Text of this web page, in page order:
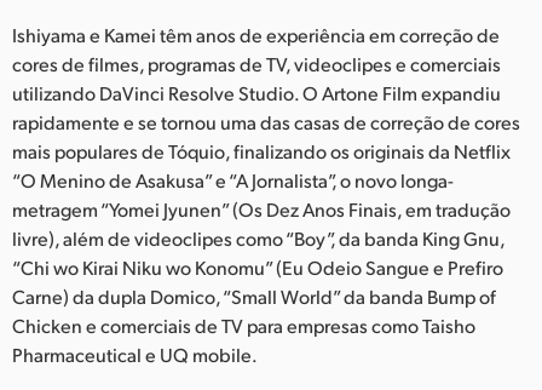
Netherlands
New Zealand
Norway
Poland
Portugal
Singapore
South Africa
Ishiyama e Kamei têm anos de experiência em correção de
cores de filmes, programas de TV, videoclipes e comerciais
utilizando DaVinci Resolve Studio. O Artone Film expandiu
rapidamente e se tornou uma das casas de correção de cores
mais populares de Tóquio, finalizando os originais da Netflix
“O Menino de Asakusa” e “A Jornalista”, o novo longa-
metragem “Yomei Jyunen” (Os Dez Anos Finais, em tradução
livre), além de videoclipes como “Boy”, da banda King Gnu,
“Chi wo Kirai Niku wo Konomu” (Eu Odeio Sangue e Prefiro
Carne) da dupla Domico, “Small World” da banda Bump of
Chicken e comerciais de TV para empresas como Taisho
Pharmaceutical e UQ mobile.